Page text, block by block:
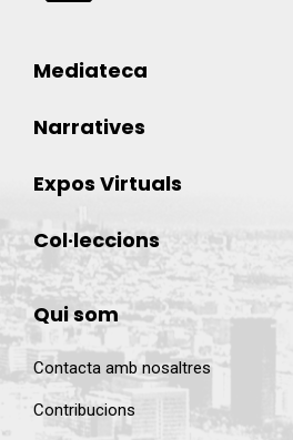
Mediateca
Narratives
Expos Virtuals
Col·leccions
Qui som
Contacta amb nosaltres
Contribucions